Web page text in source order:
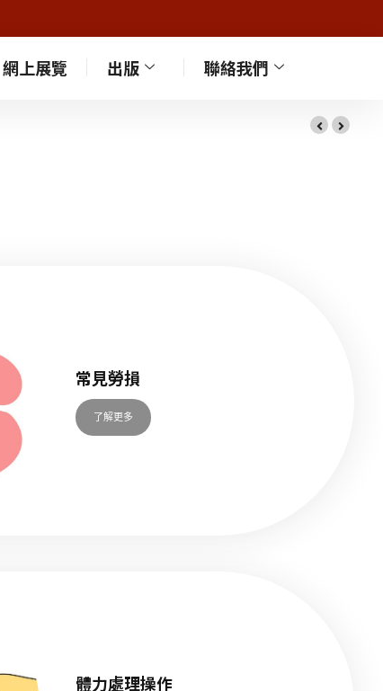
網上展覽 出版 聯絡我們
常見勞損
了解更多
體力處理操作